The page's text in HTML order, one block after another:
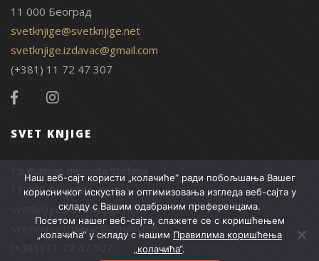
11 000 Београд
svetknjige@svetknjige.net
svetknjige.izdavac@gmail.com
(+381) 11 72 47 307
SVET KNJIGE
15 Bulevar despota Stefana
11 000 Belgrade, Serbia
svetknjige@svetknjige.net
svetknjige.izdavac@gmail.com
Наш веб-сајт користи „колачиће“ ради побољшања Вашег
корисничког искуства и оптимизовања изгледа веб-сајта у
складу с Вашим одабраним преференцама.
Посетом нашег веб-сајта, слажете се с коришћењем
„колачића“ у складу с нашим Правилима коришћења
„колачића“.